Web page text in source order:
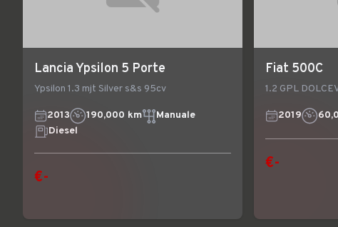
Lancia Ypsilon 5 Porte
Ypsilon 1.3 mjt Silver s&s 95cv
2013 190,000 km
Manuale
Diesel
€-
Fiat 500C
1.2 GPL
2019
€-